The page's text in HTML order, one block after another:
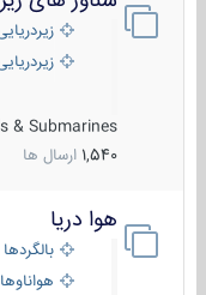
& Submarines
1,540 ارسال ها
هوا دریا
بالگردها
هواناوها